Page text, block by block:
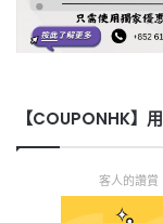
【COUPONHK】
客人的讚賞